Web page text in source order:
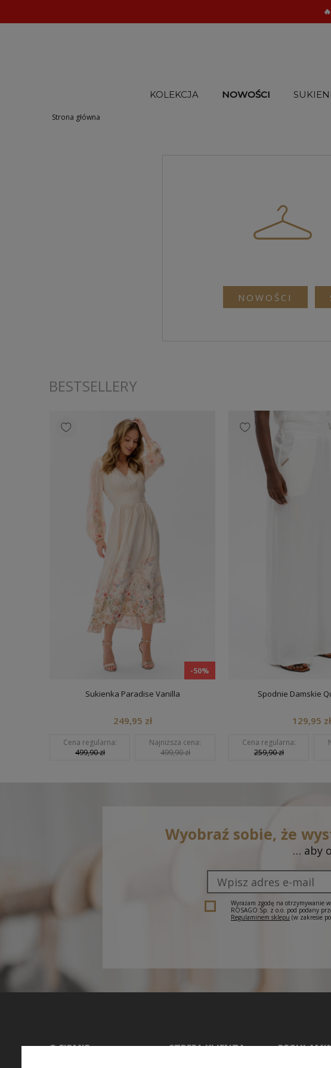
KOLEKCJA NOWOŚCI
Strona główna
NOWOŚCI
BESTSELLERY
Sukienka Paradise Vanilla
249,95 zł
Cena regularna:
499,90 zł
Najniższa cena:
499,90 zł
Spodnie Damskie Queen
129,95 zł
Cena regularna:
259,90 zł
Wyobraź sobie, że
… aby
Wyrażam zgodę na otrzymywanie
ROSAGO Sp. z o.o. pod podany
Regulaminem sklepu (w zakresie
O FIRMIE STREFA KLIENTA